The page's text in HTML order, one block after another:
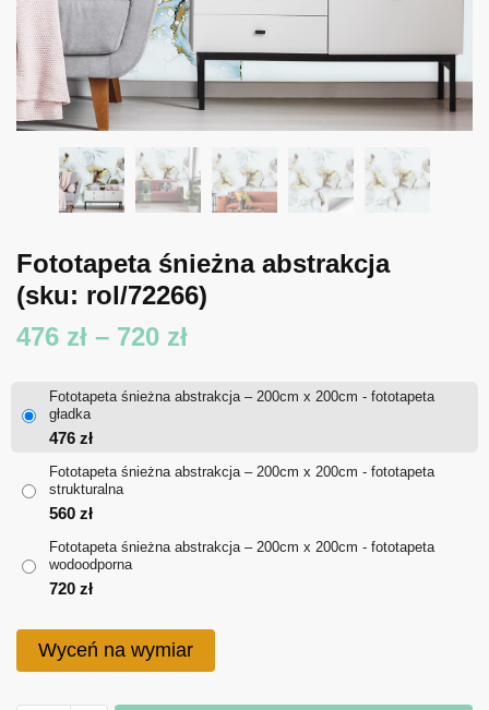
Fototapeta śnieżna abstrakcja
(sku: rol/72266)
476 zł – 720 złZakres
476 zł
720 zł
Fototapeta śnieżna abstrakcja – 200cm x 200cm - fototapeta
gładka
476 zł
Fototapeta śnieżna abstrakcja – 200cm x 200cm - fototapeta
strukturalna
560 zł
Fototapeta śnieżna abstrakcja – 200cm x 200cm - fototapeta
wodoodporna
720 zł
Wyceń na wymiar